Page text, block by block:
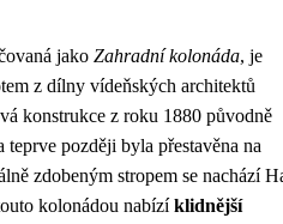
jako Zahradní kolonáda, je
z dílny vídeňských architektů
konstrukce z roku 1880 původně
později byla přestavěna na
zdobeným stropem se nachází
kolonádou nabízíklidnější